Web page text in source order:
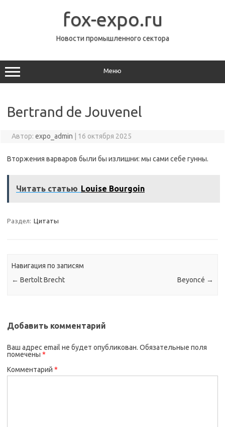
fox-expo.ru
Новости промышленного сектора
Меню
Bertrand de Jouvenel
Автор: expo_admin 16 октября 2025
Вторжения варваров были бы излишни: мы сами себе гунны.
Читать статью Louise Bourgoin
Раздел: Цитаты
Навигация по записям
← Bertolt Brecht Beyoncé →
Добавить комментарий
Ваш адрес email не будет опубликован. Обязательные поля
помечены *
Комментарий *